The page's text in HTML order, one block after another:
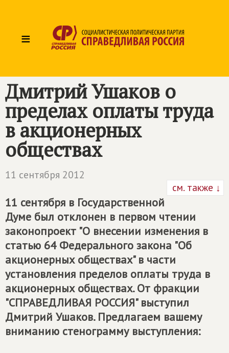
≡
Дмитрий Ушаков о
пределах оплаты труда
в акционерных
обществах
11 сентября 2012
см. также ↓
11 сентября в Государственной
Думе был отклонен в первом чтении
законопроект "О внесении изменения в
статью 64 Федерального закона "Об
акционерных обществах" в части
установления пределов оплаты труда в
акционерных обществах. От фракции
"СПРАВЕДЛИВАЯ РОССИЯ" выступил
Дмитрий Ушаков. Предлагаем вашему
вниманию стенограмму выступления: